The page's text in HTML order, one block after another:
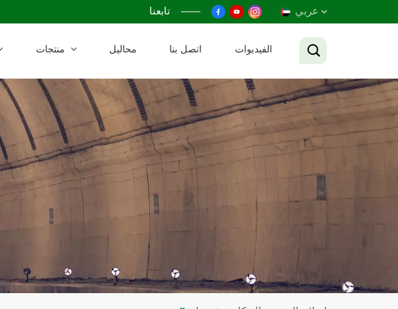
تابعنا عربي
Français
Русский
محاليل اتصل بنا الفيديوات